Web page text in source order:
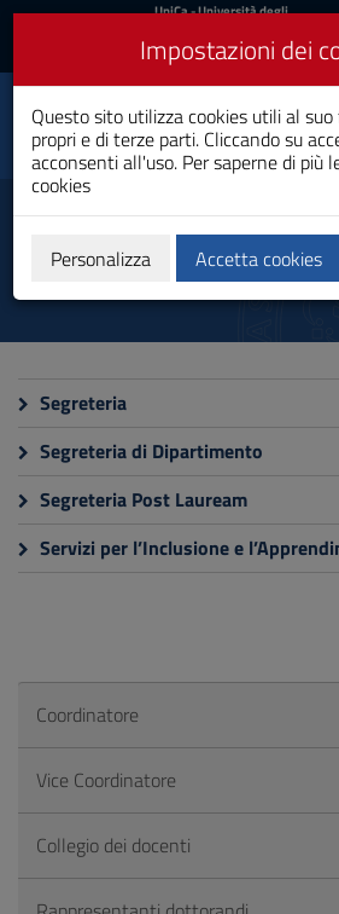
Vai
al
navigazione
sito
al
Footer
UniCa
Accedi
UniCa- Università degli
Accedi UniCA
Toggle
navigation
Philological and Literary,
Historical and Cultural
Studies
Dottorato di Ricerca
Staff
Segreteria
Segreteria di Dipartimento
Segreteria Post Lauream
Servizi per l’Inclusione e
Coordinatore
Vice Coordinatore
Collegio dei docenti
Impostazioni dei
Questo sito utilizza cookies utili al
propri e di terze parti. Cliccando su
acconsenti all'uso. Per saperne di più
cookies
Personalizza Accetta cookies